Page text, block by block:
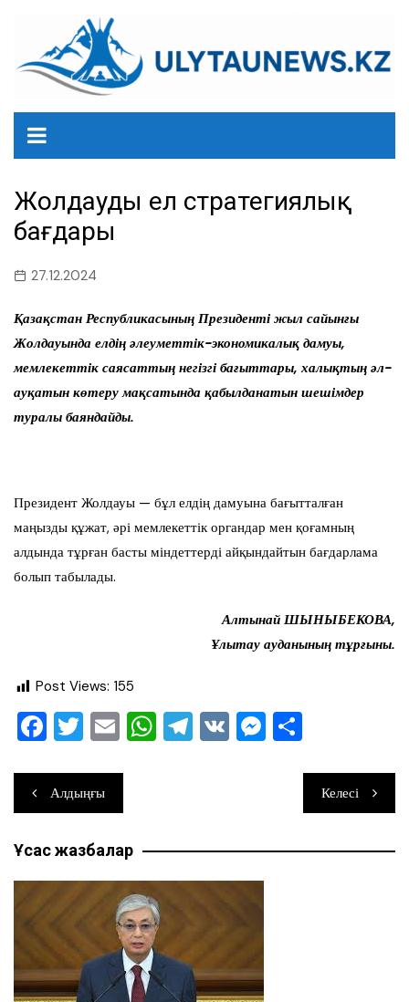
содержанию
Жолдаудың ел стратегиялық
бағдары
27.12.2024
Қазақстан Республикасының Президенті жыл сайынғы
Жолдауында елдің әлеуметтік-экономикалық дамуы,
мемлекеттік саясаттың негізгі бағыттары, халықтың әл-
ауқатын көтеру мақсатында қабылданатын шешімдер
туралы баяндайды.
Президент Жолдауы — бұл елдің дамуына бағытталған
маңызды құжат, әрі мемлекеттік органдар мен қоғамның
алдында тұрған басты міндеттерді айқындайтын бағдарлама
болып табылады.
Алтынай ШЫНЫБЕКОВА,
Ұлытау ауданының тұрғыны.
Post Views: 155
F
c
e
b
o
o
k
T
tt
er
E
ai
l
W
A
p
p
T
a
m
V M
n
ра
ви
ть
Навигация
по
записям
Алдыңғы Келесі
Ұқсас жазбалар